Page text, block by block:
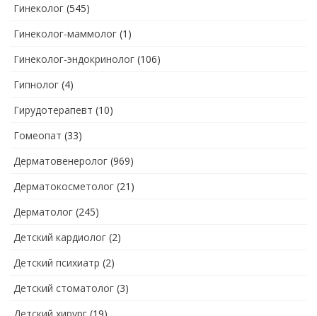
Гинеколог (545)
Гинеколог-маммолог (1)
Гинеколог-эндокринолог (106)
Гипнолог (4)
Гирудотерапевт (10)
Гомеопат (33)
Дерматовенеролог (969)
Дерматокосметолог (21)
Дерматолог (245)
Детский кардиолог (2)
Детский психиатр (2)
Детский стоматолог (3)
Детский хирург (19)